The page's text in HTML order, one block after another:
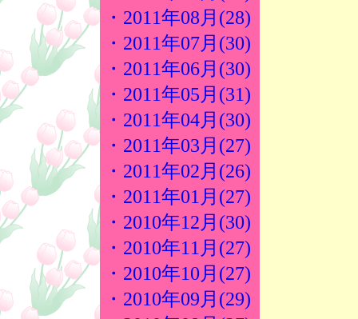
・2011年08月(28)
・2011年07月(30)
・2011年06月(30)
・2011年05月(31)
・2011年04月(30)
・2011年03月(27)
・2011年02月(26)
・2011年01月(27)
・2010年12月(30)
・2010年11月(27)
・2010年10月(27)
・2010年09月(29)